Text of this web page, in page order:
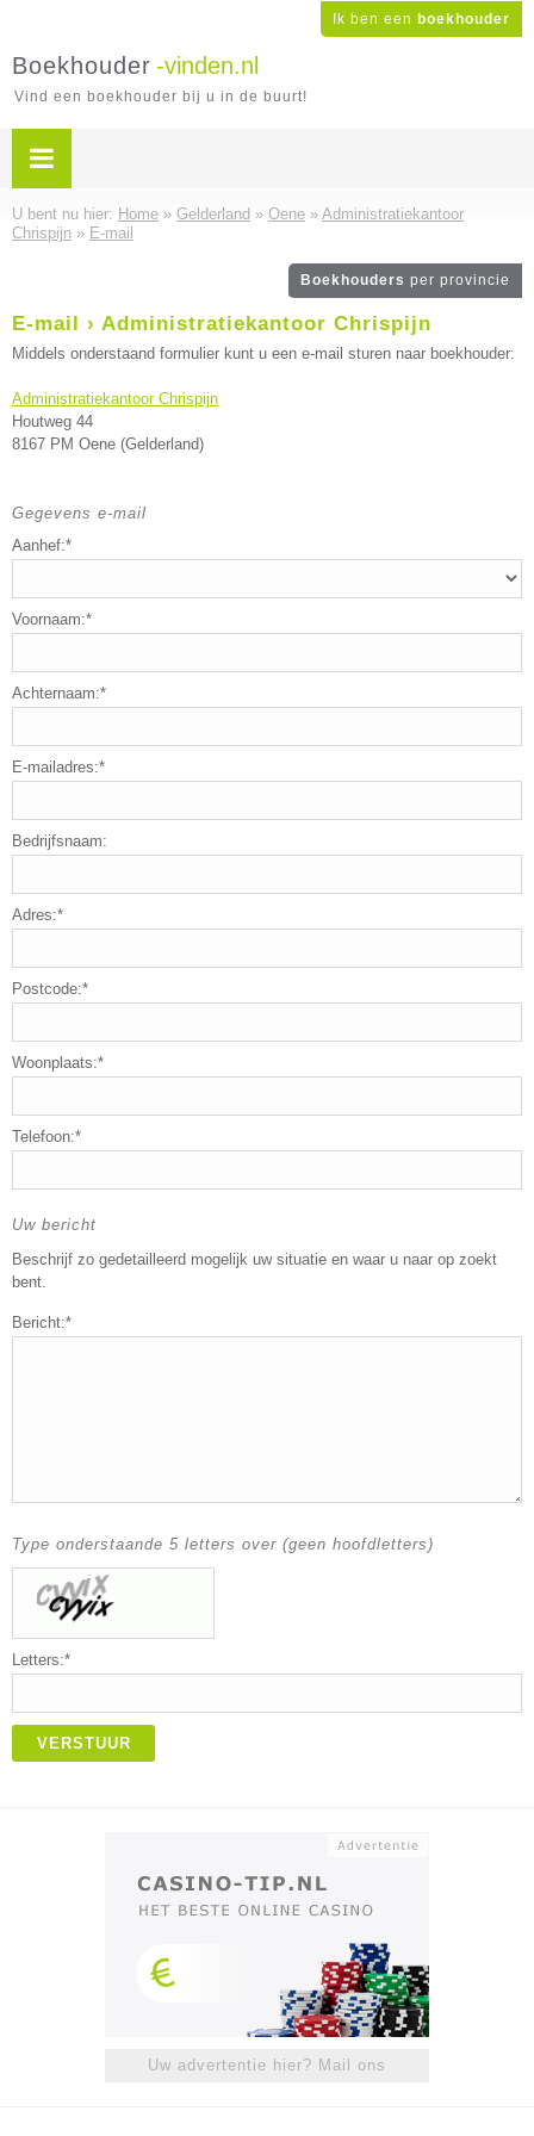
Ik ben een boekhouder
Boekhouder -vinden.nl
Vind een boekhouder bij u in de buurt!
U bent nu hier: Home » Gelderland » Oene » Administratiekantoor
Chrispijn » E-mail
Boekhouders per provincie
E-mail › Administratiekantoor Chrispijn
Middels onderstaand formulier kunt u een e-mail sturen naar boekhouder:
Administratiekantoor Chrispijn
Houtweg 44
8167 PM Oene (Gelderland)
Gegevens e-mail
Aanhef:*
Voornaam:*
Achternaam:*
E-mailadres:*
Bedrijfsnaam:
Adres:*
Postcode:*
Woonplaats:*
Telefoon:*
Uw bericht
Beschrijf zo gedetailleerd mogelijk uw situatie en waar u naar op zoekt
bent.
Bericht:*
Type onderstaande 5 letters over (geen hoofdletters)
Letters:*
VERSTUUR
Uw advertentie hier? Mail ons